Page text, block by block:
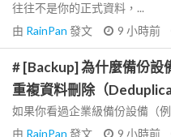
往往不是你的正式資料，...
由 RainPan 發文 9 小時前
# [Backup] 為什麼備份設
重複資料刪除（
如果你看過企業級備份設備（
由 RainPan 發文 9 小時前